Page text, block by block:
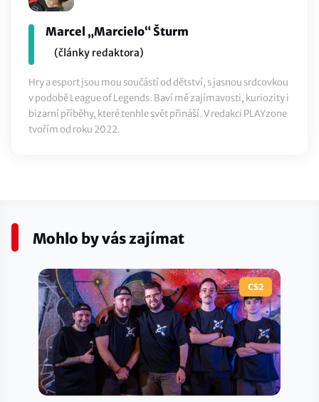
Marcel „Marcielo“ Šturm
(články redaktora)
Hry a esport jsou mou součástí od dětství, s jasnou srdcovkou
v podobě League of Legends. Baví mě zajímavosti, kuriozity i
bizarní příběhy, které tenhle svět přináší. V redakci PLAYzone
tvořím od roku 2022.
Mohlo by vás zajímat
CS2